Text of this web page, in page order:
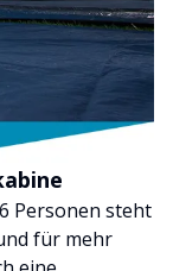
Personen steht
für mehr